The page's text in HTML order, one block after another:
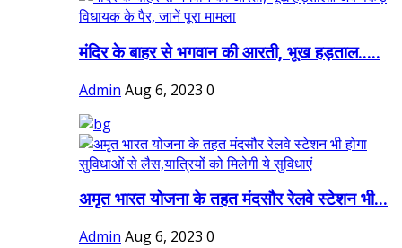
मंदिर के बाहर से भगवान की आरती, भूख हड़ताल.....
Admin Aug 6, 2023 0
अमृत भारत योजना के तहत मंदसौर रेलवे स्टेशन भी...
Admin Aug 6, 2023 0